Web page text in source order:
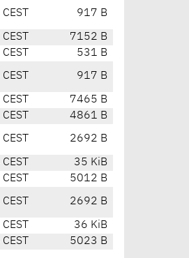
917 B
7152 B
531 B
917 B
7465 B
4861 B
2692 B
35 KiB
5012 B
2692 B
36 KiB
5023 B